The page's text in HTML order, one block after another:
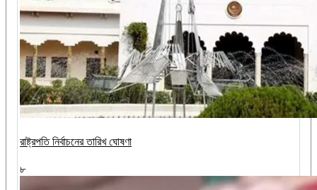
রাষ্ট্রপতি নির্বাচনের তারিখ ঘোষণা
৮